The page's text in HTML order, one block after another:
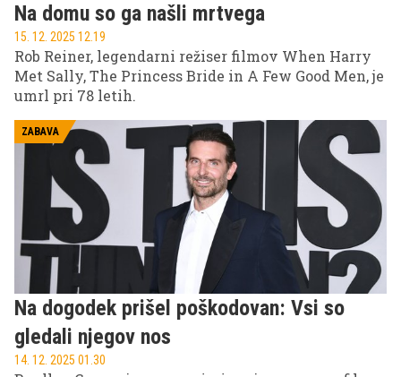
Na domu so ga našli mrtvega
15. 12. 2025 12.19
Rob Reiner, legendarni režiser filmov When Harry
Met Sally, The Princess Bride in A Few Good Men, je
umrl pri 78 letih.
ZABAVA
Na dogodek prišel poškodovan: Vsi so
gledali njegov nos
14. 12. 2025 01.30